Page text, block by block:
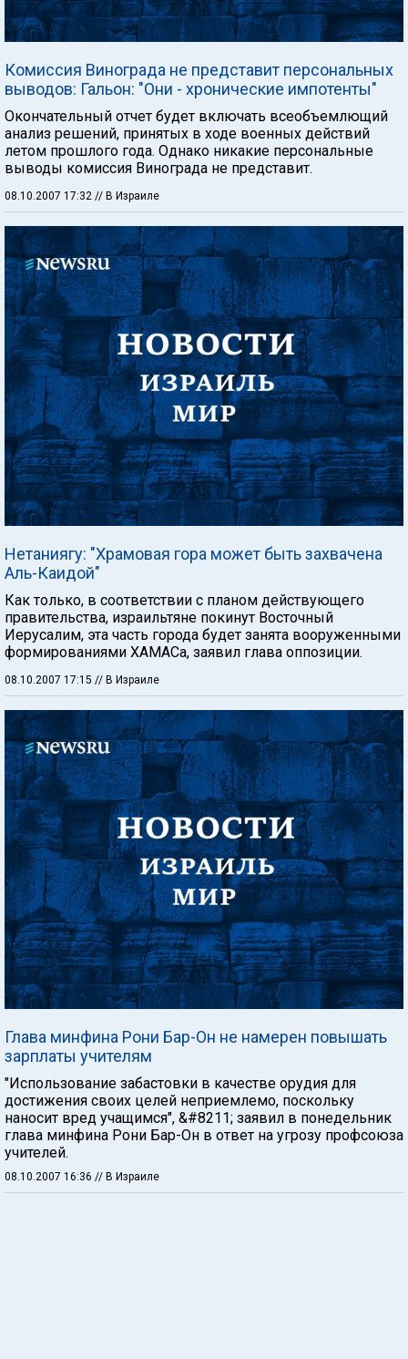
Комиссия Винограда не представит персональных
выводов: Гальон: "Они - хронические импотенты"
Окончательный отчет будет включать всеобъемлющий
анализ решений, принятых в ходе военных действий
летом прошлого года. Однако никакие персональные
выводы комиссия Винограда не представит.
08.10.2007 17:32 // В Израиле
Нетаниягу: "Храмовая гора может быть захвачена
Аль-Каидой"
Как только, в соответствии с планом действующего
правительства, израильтяне покинут Восточный
Иерусалим, эта часть города будет занята вооруженными
формированиями ХАМАСа, заявил глава оппозиции.
08.10.2007 17:15 // В Израиле
Глава минфина Рони Бар-Он не намерен повышать
зарплаты учителям
"Использование забастовки в качестве орудия для
достижения своих целей неприемлемо, поскольку
наносит вред учащимся", &#8211; заявил в понедельник
глава минфина Рони Бар-Он в ответ на угрозу профсоюза
учителей.
08.10.2007 16:36 // В Израиле